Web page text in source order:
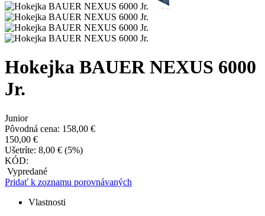
Hokejka BAUER NEXUS 6000
Jr.
Junior
Pôvodná cena: 158,00 €
150,00 €
Ušetríte: 8,00 € (5%)
KÓD:
Vypredané
Pridať k zoznamu porovnávaných
Vlastnosti